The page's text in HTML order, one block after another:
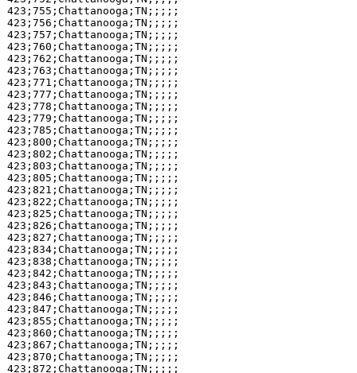
423;755;Chattanooga;TN;;;;;
423;756;Chattanooga;TN;;;;;
423;757;Chattanooga;TN;;;;;
423;760;Chattanooga;TN;;;;;
423;762;Chattanooga;TN;;;;;
423;763;Chattanooga;TN;;;;;
423;771;Chattanooga;TN;;;;;
423;777;Chattanooga;TN;;;;;
423;778;Chattanooga;TN;;;;;
423;779;Chattanooga;TN;;;;;
423;785;Chattanooga;TN;;;;;
423;800;Chattanooga;TN;;;;;
423;802;Chattanooga;TN;;;;;
423;803;Chattanooga;TN;;;;;
423;805;Chattanooga;TN;;;;;
423;821;Chattanooga;TN;;;;;
423;822;Chattanooga;TN;;;;;
423;825;Chattanooga;TN;;;;;
423;826;Chattanooga;TN;;;;;
423;827;Chattanooga;TN;;;;;
423;834;Chattanooga;TN;;;;;
423;838;Chattanooga;TN;;;;;
423;842;Chattanooga;TN;;;;;
423;843;Chattanooga;TN;;;;;
423;846;Chattanooga;TN;;;;;
423;847;Chattanooga;TN;;;;;
423;855;Chattanooga;TN;;;;;
423;860;Chattanooga;TN;;;;;
423;867;Chattanooga;TN;;;;;
423;870;Chattanooga;TN;;;;;
423;872;Chattanooga;TN;;;;;